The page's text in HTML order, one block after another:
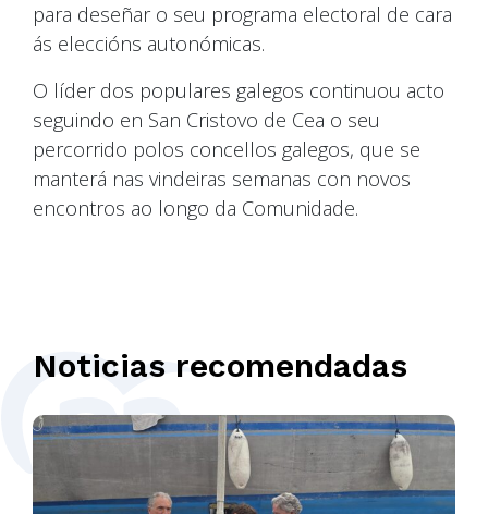
para deseñar o seu programa electoral de cara
ás eleccións autonómicas.
O líder dos populares galegos continuou acto
seguindo en San Cristovo de Cea o seu
percorrido polos concellos galegos, que se
manterá nas vindeiras semanas con novos
encontros ao longo da Comunidade.
Noticias recomendadas